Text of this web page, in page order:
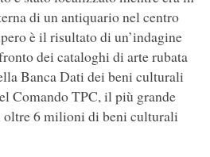
di un antiquario nel centro
è il risultato di un’indagine
dei cataloghi di arte rubata
Banca Dati dei beni culturali
Comando TPC, il più grande
oltre 6 milioni di beni culturali